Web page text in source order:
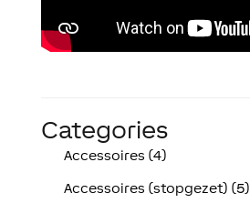
Categories
Accessoires (4)
Accessoires (stopgezet) (5)